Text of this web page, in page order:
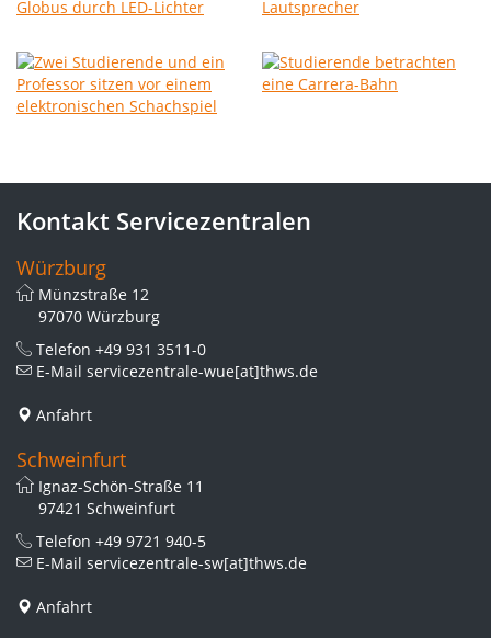
Kontakt Servicezentralen
Würzburg
Münzstraße 12
97070 Würzburg
Telefon +49 931 3511-0
E-Mail servicezentrale-wue[at]thws.de
Anfahrt
Schweinfurt
Ignaz-Schön-Straße 11
97421 Schweinfurt
Telefon +49 9721 940-5
E-Mail servicezentrale-sw[at]thws.de
Anfahrt